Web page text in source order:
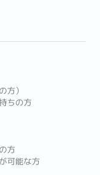
方）
ちの方
方
可能な方